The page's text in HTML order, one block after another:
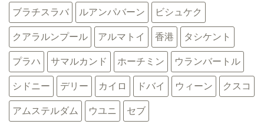
ブラチスラバ ルアンパバーン ビシュケク
クアラルンプール アルマトイ 香港 タシケント
プラハ サマルカンド ホーチミン ウランバートル
シドニー デリー カイロ ドバイ ウィーン クスコ
アムステルダム ウユニ セブ